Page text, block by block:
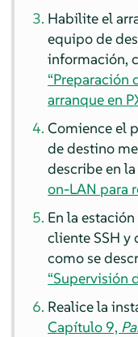
Habilite el
equipo de
información,
“Preparación
arranque en
Comience el
de destino
describe en
on-LAN para
En la
cliente SSH y
como se
“Supervisión
Realice la
Capítulo 9,